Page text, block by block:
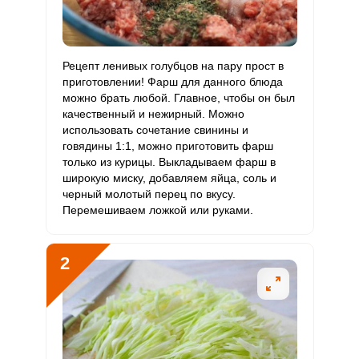
Витамин
В12
0.6 мкг 3 мкг 1.1 3.2
Витамин
С
110.4 мкг 90 мкг 6.8 20.4
Витамин
D
10 мкг
Витамин
E
Биотин 25.3 мг 50 мг 2.8
Витамин
К
Витамин
РР
60.2 мг 20 мг 16.6
Калий 4841.4 мг 2500 мг 10.7 32.3
Рецепт ленивых голубцов на пару прост в
приготовлении! Фарш для данного блюда
можно брать любой. Главное, чтобы он был
качественный и нежирный. Можно
использовать сочетание свинины и
говядины 1:1, можно приготовить фарш
только из курицы. Выкладываем фарш в
широкую миску, добавляем яйца, соль и
черный молотый перец по вкусу.
Перемешиваем ложкой или руками.
2
ВХОД НА САЙТ РЕГИСТРАЦИЯ
Войдите
или
1 ИЗ 6
Сообщить об ошибке